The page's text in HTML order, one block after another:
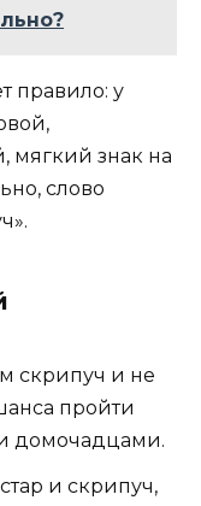
правило: у
знак на
слово
скрипуч и не
пройти
домочадцами.
и скрипуч,